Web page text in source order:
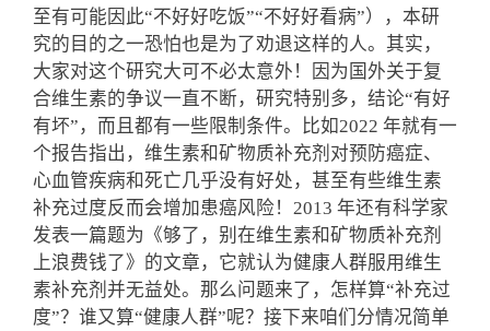
至有可能因此“不好好吃饭”“不好好看病”），本研
究的目的之一恐怕也是为了劝退这样的人。 其实，
大家对这个研究大可不必太意外！因为国外关于复
合维生素的争议一直不断，研究特别多，结论“有好
有坏”，而且都有一些限制条件。
比如2022 年就有一
个报告指出，维生素和矿物质补充剂对预防癌症、
心血管疾病和死亡几乎没有好处，甚至有些维生素
补充过度反而会增加患癌风险！2013 年还有科学家
发表一篇题为《够了，别在维生素和矿物质补充剂
上浪费钱了》的文章，它就认为健康人群服用维生
素补充剂并无益处。 那么问题来了，怎样算“补充过
度”？谁又算“健康人群”呢？接下来咱们分情况简单